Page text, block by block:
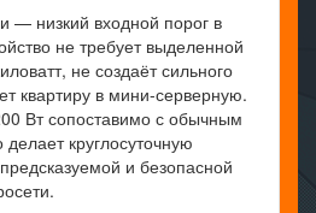
— низкий входной порог в
не требует выделенной
не создаёт сильного
квартиру в мини-серверную.
Вт сопоставимо с обычным
круглосуточную
и безопасной